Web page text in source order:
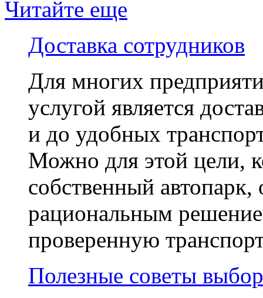
Читайте еще
Доставка сотрудников
Для многих
услугой является
и до удобных
Можно для этой цели,
собственный
рациональным
проверенную
Полезные советы